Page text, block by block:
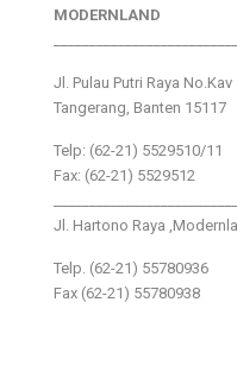
MODERNLAND
Jl. Pulau Putri Raya
Tangerang, Banten 15117
Telp: (62-21) 5529510/11
Fax: (62-21) 5529512
Jl. Hartono Raya
Telp. (62-21) 55780936
Fax (62-21) 55780938